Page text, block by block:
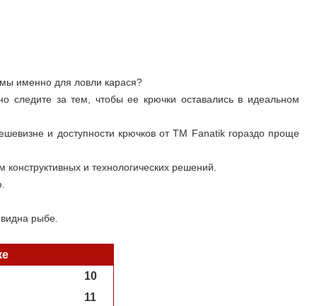
именно для ловли карася?
следите за тем, чтобы ее крючки оставались в идеальном
и доступности крючков от ТМ Fanatik гораздо проще
и технологических решений.
рыбе.
10
11